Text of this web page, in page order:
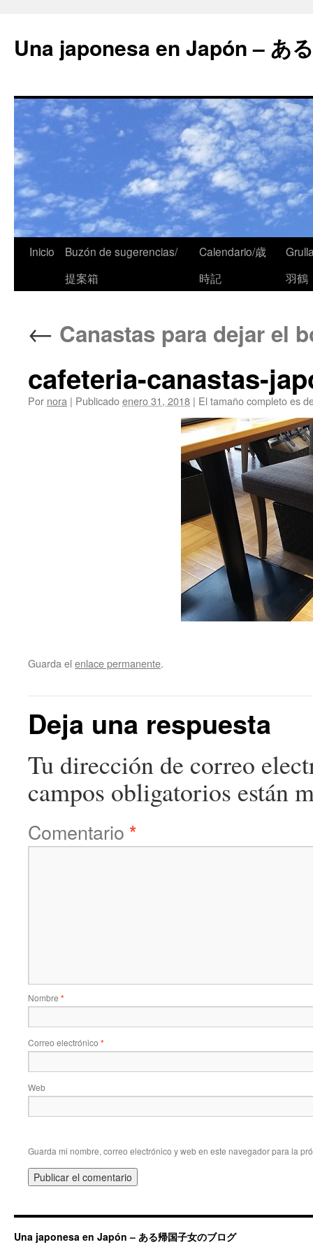
Una japonesa en Japón – あ
Inicio
Buzón de sugerencias/
提案箱
Calendario/歳
時記
羽鶴
← Canastas para dejar el
cafeteria-canastas-
Por nora | Publicadoenero 31, 2018 | El tamaño completo es
Guarda el enlace permanente.
Deja una respuesta
Tu dirección de correo
campos obligatorios están
Comentario *
Nombre *
Correo electrónico *
Web
Guarda mi nombre, correo electrónico y web en este navegador para la
Una japonesa en Japón – ある帰国子女のブログ